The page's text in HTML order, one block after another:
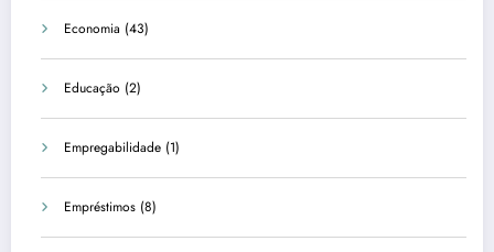
Economia (43)
Educação (2)
Empregabilidade (1)
Empréstimos (8)